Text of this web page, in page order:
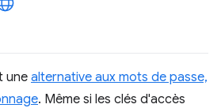
une alternative aux mots de passe,
. Même si les clés d'accès